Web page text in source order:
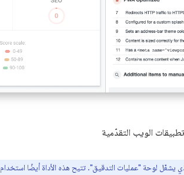
الويب التقدّمية
يشغّل لوحة "عمليات التدقيق". تتيح هذه الأداة أيضًا استخدام